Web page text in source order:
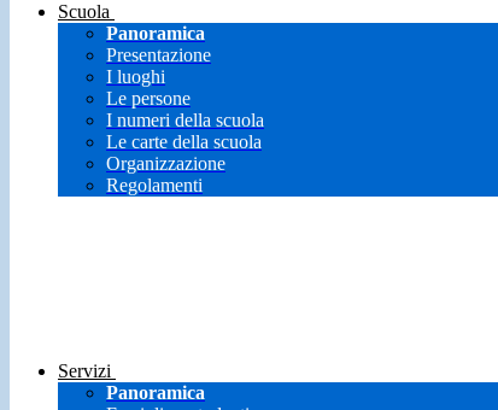
Scuola
Panoramica
Presentazione
I luoghi
Le persone
I numeri della scuola
Le carte della scuola
Organizzazione
Regolamenti
Servizi
Panoramica